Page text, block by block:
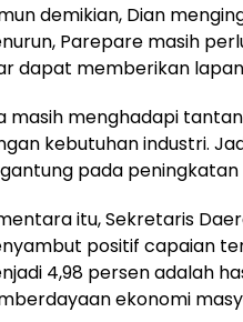
demikian, Dian
Parepare masih
dapat memberikan
masih menghadapi
kebutuhan industri.
pada peningkatan
itu, Sekretaris
positif capaian
4,98 persen adalah
ekonomi